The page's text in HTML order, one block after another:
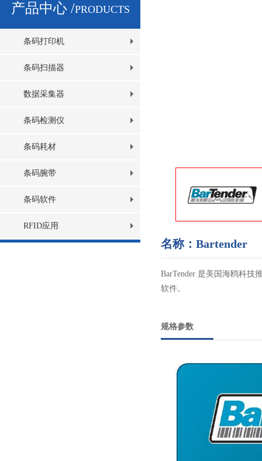
产品中心 /PRODUCTS
条码打印机
条码扫描器
数据采集器
条码检测仪
条码耗材
条码腕带
条码软件
RFID应用
名称：Bartender
BarTender 是美国海鸥科技
软件。
规格参数